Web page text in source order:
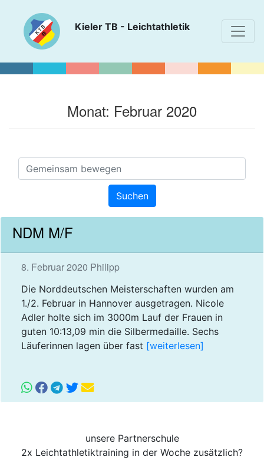
Kieler TB - Leichtathletik
Monat: Februar 2020
NDM M/F
8. Februar 2020 Philipp
Die Norddeutschen Meisterschaften wurden am
1./2. Februar in Hannover ausgetragen. Nicole
Adler holte sich im 3000m Lauf der Frauen in
guten 10:13,09 min die Silbermedaille. Sechs
Läuferinnen lagen über fast [weiterlesen]
unsere Partnerschule
2x Leichtathletiktraining in der Woche zusätzlich?